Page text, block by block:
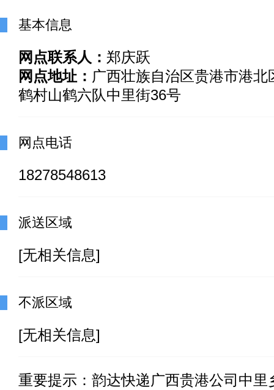
基本信息
网点联系人： 郑庆跃
网点地址： 广西壮族自治区贵港市港
鹤村山鹤六队中里街36号
网点电话
18278548613
派送区域
[无相关信息]
不派区域
[无相关信息]
重要提示： 韵达快递广西贵港公司中里